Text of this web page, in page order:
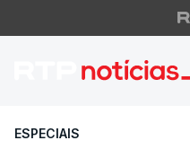
Incêndio
ESPECIAIS